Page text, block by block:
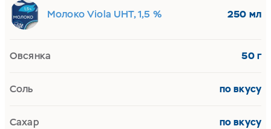
Молоко Viola UHT, 1,5 % 250 мл
Овсянка 50 г
Соль по вкусу
Сахар по вкусу